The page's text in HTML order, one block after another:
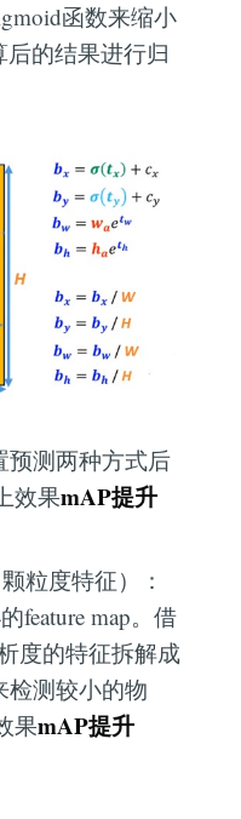
函数来缩小
的结果进行归
预测两种方式后
效果mAP提升
颗粒度特征）：
feature map。借
度的特征拆解成
检测较小的物
果mAP提升